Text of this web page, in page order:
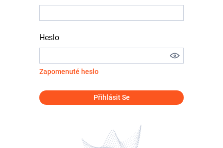
Heslo
Zapomenuté heslo
Přihlásit Se